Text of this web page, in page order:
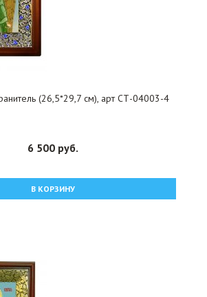
(26,5*29,7 см), арт СТ-04003-4
6 500 руб.
В КОРЗИНУ